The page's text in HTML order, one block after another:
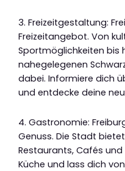
3. Freizeitgestaltung:
Freizeitangebot. Von
Sportmöglichkeiten bis
nahegelegenen
dabei. Informiere dich
und entdecke deine
4. Gastronomie:
Genuss. Die Stadt
Restaurants, Cafés
Küche und lass dich